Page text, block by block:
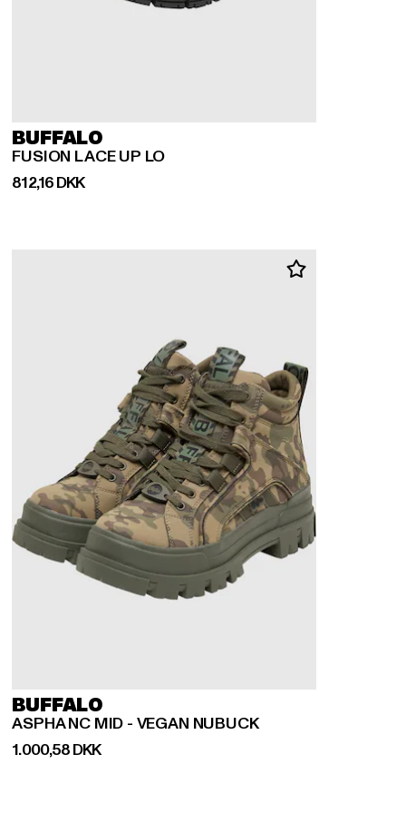
BUFFALO
FUSION LACE UP LO
812,16 DKK
Nuværende pris: 812,16 DKK
BUFFALO
ASPHA NC MID - VEGAN NUBUCK
1.000,58 DKK
Nuværende pris: 1.000,58 DKK